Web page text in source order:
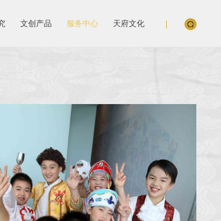
文创产品 服务中心 天府文化